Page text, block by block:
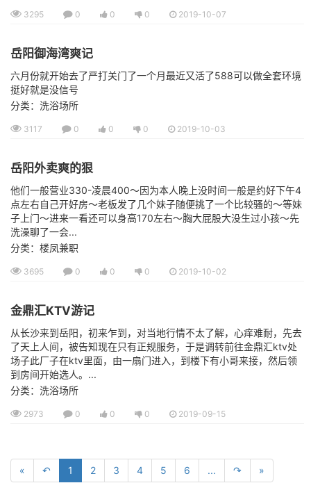
3295 0 0 0 2019-10-07
岳阳御海湾爽记
六月份就开始去了严打关门了一个月最近又活了588可以做全套环境
挺好就是没信号
分类：洗浴场所
3117 0 0 0 2019-10-03
岳阳外卖爽的狠
他们一般营业330-凌晨400～因为本人晚上没时间一般是约好下午4
点左右自己开好房～老板发了几个妹子随便挑了一个比较骚的～等妹
子上门～进来一看还可以身高170左右～胸大屁股大没生过小孩～先
洗澡聊了一会...
分类：楼凤兼职
3695 0 0 0 2019-10-02
金鼎汇KTV游记
从长沙来到岳阳，初来乍到，对当地行情不太了解，心痒难耐，先去
了天上人间，被告知现在只有正规服务，于是调转前往金鼎汇ktv处
场子此厂子在ktv里面，由一扇门进入，到楼下有小哥来接，然后领
到房间开始选人。...
分类：洗浴场所
2973 0 0 0 2019-09-15
« ↶ 1 2 3 4 5 6 ... ↷ »